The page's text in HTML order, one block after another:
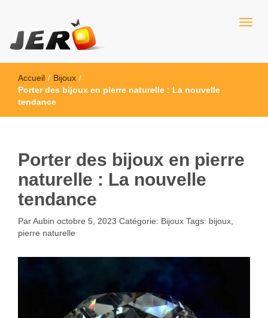
Jero
Accueil / Bijoux /
Porter des bijoux en pierre naturelle : La nouvelle
tendance
Porter des bijoux en pierre
naturelle : La nouvelle
tendance
ParAubin octobre 5, 2023 Catégorie: Bijoux Tags: bijoux
pierre naturelle